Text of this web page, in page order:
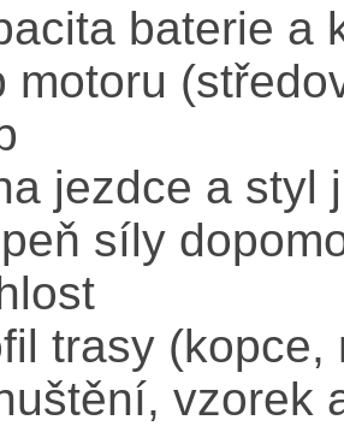
baterie a
motoru
jezdce a styl
síly
trasy
vzorek